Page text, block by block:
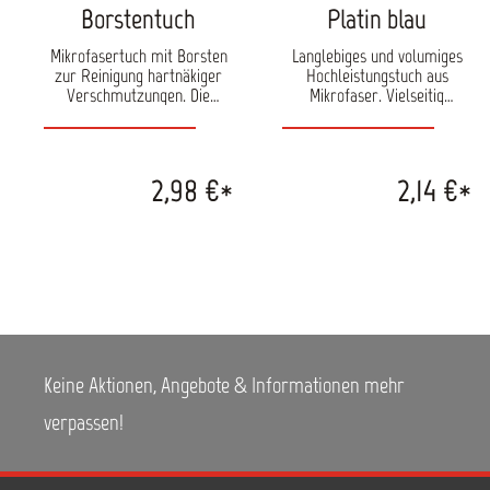
Borstentuch
Mikrofasertuch mit Borsten
zur Reinigung hartnäkiger
Verschmutzungen. Die
zum Nachwischen nach der
Schmutz und Wasser. Das
cm
2,98 €*
Platin blau
Langlebiges und volumiges
Hochleistungstuch aus
Mikrofaser. Vielseitig
bei der Fahrzeugpflege. Das
Schmutz und Wasser. Kann in
cm
2,14 €*
Keine Aktionen, Angebote & Informationen mehr
verpassen!